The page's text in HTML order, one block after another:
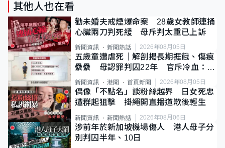
其他人也在看
勸未婚夫戒煙爆命案 28歲女教師連捅
心臟兩刀判死緩 母斥判太重已上訴
新聞資訊 新聞熱話 2026年08月05日
五歲童遭虐死｜解剖揭長期捱餓、傷痕
纍纍 母認罪判囚22年 官斥冷血：同
類案最惡劣
新聞資訊 港聞 首頁新聞 2026年08月05日
偶像「不點名」談粉絲越界 日女死忠
遭群起狙擊 掛繩開直播道歉後輕生
新聞資訊 新聞熱話 2026年08月06日
涉前年於新加坡機場傷人 港人母子分
別判囚半年、10日